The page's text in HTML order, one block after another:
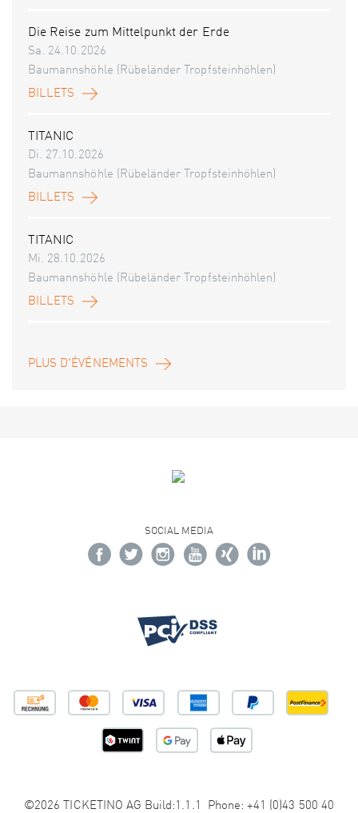
Die Reise zum Mittelpunkt der Erde
Sa. 24.10.2026
Baumannshöhle (Rübeländer Tropfsteinhöhlen)
BILLETS
TITANIC
Di. 27.10.2026
Baumannshöhle (Rübeländer Tropfsteinhöhlen)
BILLETS
TITANIC
Mi. 28.10.2026
Baumannshöhle (Rübeländer Tropfsteinhöhlen)
BILLETS
PLUS D'ÉVÉNEMENTS
SOCIAL MEDIA
©2026 TICKETINO AG Build:1.1.1 Phone: +41 (0)43 500 40